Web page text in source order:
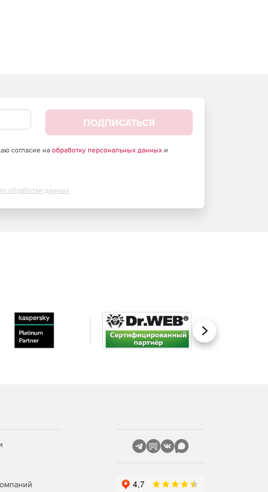
ПОДПИСАТЬСЯ
согласие на обработку персональных данныхи
обработки данных
Вперед